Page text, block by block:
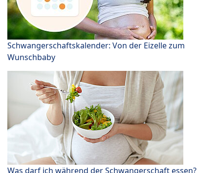
Schwangerschaftskalender: Von der Eizelle zum
Wunschbaby
Was darf ich während der Schwangerschaft essen?